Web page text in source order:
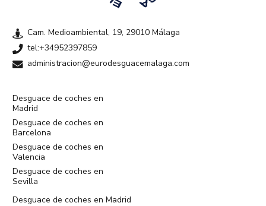
Cam. Medioambiental, 19, 29010 Málaga
tel:+34952397859
administracion@eurodesguacemalaga.com
Desguace de coches en
Madrid
Desguace de coches en
Barcelona
Desguace de coches en
Valencia
Desguace de coches en
Sevilla
Desguace de coches en Madrid